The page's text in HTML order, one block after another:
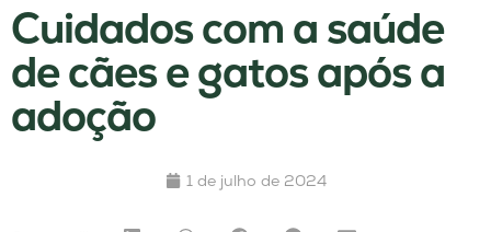
Cuidados com a saúde
de cães e gatos após a
adoção
1 de julho de 2024